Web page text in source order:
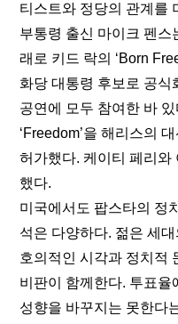
티스트와 정당의 관계를
부통령 출신 마이크 펜스
래로 키드 락의 ‘Born
화당 대통령 후보로 공식
공연에 모두 참여한 바
‘Freedom’을 해리스의
허가했다. 케이티 페리와
했다.
미국에서도 팝스타의 정
석은 다양하다. 젊은 세
호의적인 시각과 정치적
비판이 함께한다. 투표율
성향을 바꾸지는 못한다